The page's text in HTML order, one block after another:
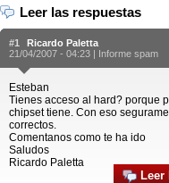
Leer las respuestas
#1
Ricardo Paletta
21/04/2007 - 04:23 | Informe spam
Esteban
Tienes acceso al hard? porque
chipset tiene. Con eso
correctos.
Comentanos como te ha ido
Saludos
Ricardo Paletta
Leer